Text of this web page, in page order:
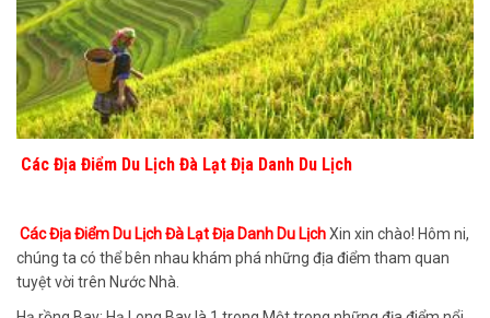
Các Địa Điểm Du Lịch Đà Lạt Địa Danh Du Lịch
Các Địa Điểm Du Lịch Đà Lạt Địa Danh Du LịchXin xin chào! Hôm ni,
chúng ta có thể bên nhau khám phá những địa điểm tham quan
tuyệt vời trên Nước Nhà.